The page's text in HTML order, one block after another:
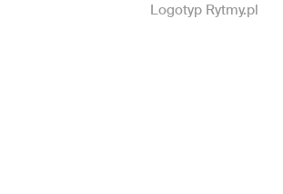
Logotyp Rytmy.pl